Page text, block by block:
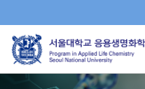
로
메